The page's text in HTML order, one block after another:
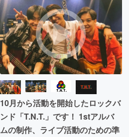
アート・写真
テクノロジー・ガジェット
映像・映画
ビジネス・起業
まちづくり・地域活性化
10月から活動を開始したロックバ
ンド「T.N.T.」です！ 1stアルバ
ムの制作、ライブ活動のための準